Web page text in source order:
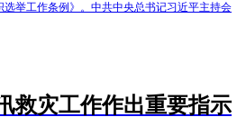
举工作条例》。中共中央总书记习近平主持会
救灾工作作出重要指示